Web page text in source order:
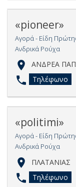
«pioneer»
Αγορά - Είδη
Ανδρικά Ρούχα
ΑΝΔΡΕΑ
Τηλέφωνο
«politimi»
Αγορά - Είδη
Ανδρικά Ρούχα
ΠΛΑΤΑΝΙΑΣ
Τηλέφωνο